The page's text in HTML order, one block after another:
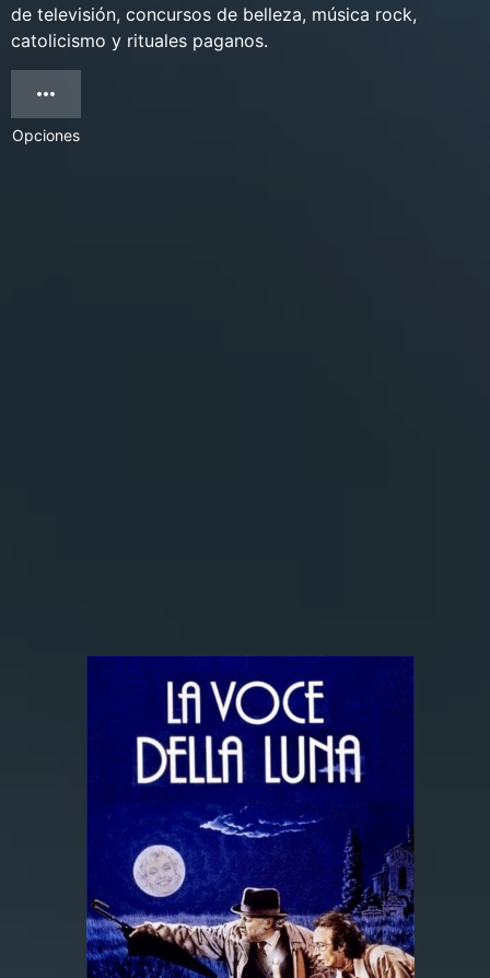
de televisión, concursos de belleza, música rock,
catolicismo y rituales paganos.
Opciones